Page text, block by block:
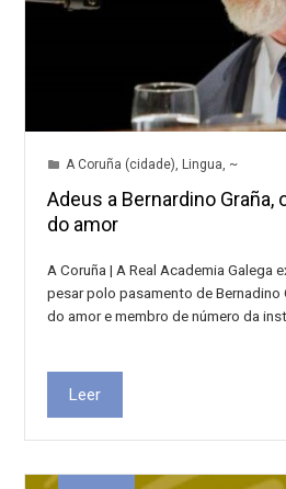
A Coruña (cidade), Lingua, ~
Adeus a Bernardino Graña,
do amor
A Coruña | A Real Academia Galega
pesar polo pasamento de Bernadino
do amor e membro de número da
Leer